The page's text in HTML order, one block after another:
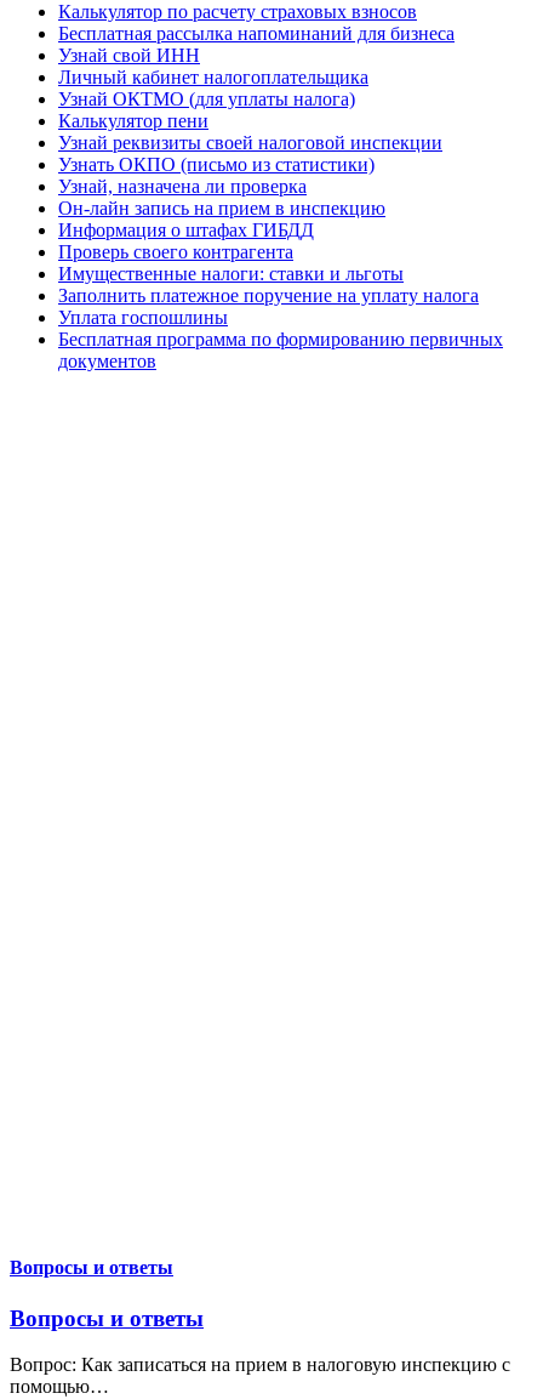
Калькулятор по расчету страховых взносов
Бесплатная рассылка напоминаний для бизнеса
Узнай свой ИНН
Личный кабинет налогоплательщика
Узнай ОКТМО (для уплаты налога)
Калькулятор пени
Узнай реквизиты своей налоговой инспекции
Узнать ОКПО (письмо из статистики)
Узнай, назначена ли проверка
Он-лайн запись на прием в инспекцию
Информация о штафах ГИБДД
Проверь своего контрагента
Имущественные налоги: ставки и льготы
Заполнить платежное поручение на уплату налога
Уплата госпошлины
Бесплатная программа по формированию первичных
документов
Вопросы и ответы
Вопросы и ответы
Вопрос: Как записаться на прием в налоговую инспекцию с
помощью…